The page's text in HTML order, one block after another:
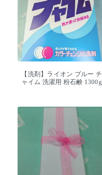
【洗剤】ライオン ブルー チ
ャイム 洗濯用 粉石鹸 1300g